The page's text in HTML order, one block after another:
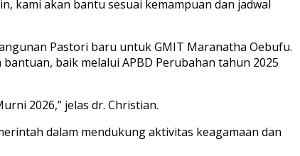
kami akan bantu sesuai kemampuan dan jadwal
Pastori baru untuk GMIT Maranatha Oebufu.
baik melalui APBD Perubahan tahun 2025
2026,” jelas dr. Christian.
dalam mendukung aktivitas keagamaan dan